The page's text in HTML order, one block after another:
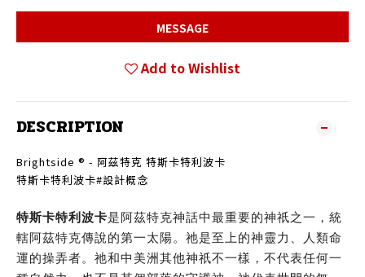
MESSAGE
Add to Wishlist
DESCRIPTION
Brightside ® - 阿茲特克 特斯卡特利波卡
特斯卡特利波卡#設計概念
特斯卡特利波卡是阿茲特克神話中最重要的神祇之一，統
轄阿茲特克傳說的第一太陽。祂是至上的神靈力、人類命
運的操弄者。祂和中美洲其他神祇不一樣，不代表任何一